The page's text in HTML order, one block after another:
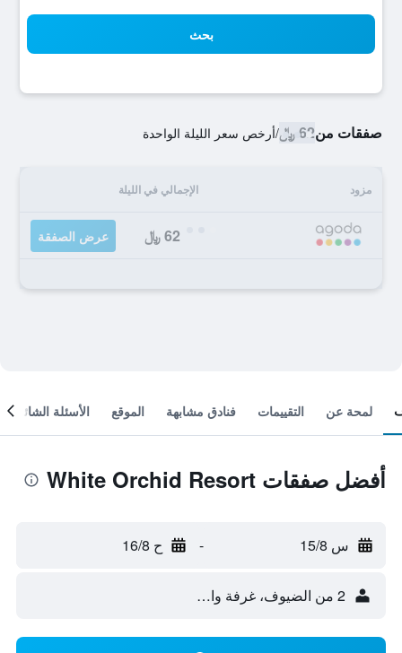
بحث
صفقات من62 ﷼ /أرخص سعر الليلة الواحدة
مزود الإجمالي في الليلة
62 ﷼ عرض الصفقة
لمحة عن التقييمات فنادق مشابهة الموقع الأسئلة الشائعة
أفضل صفقات White Orchid Resort
س 15/8 - ح 16/8
2 من الضيوف، غرفة واحدة